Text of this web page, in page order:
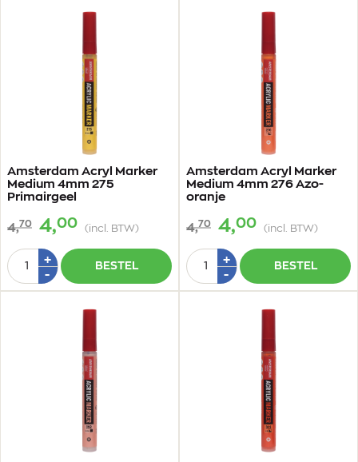
Amsterdam Acryl Marker
Medium 4mm 275
Primairgeel
4,70 4,00 (incl. BTW)
Aantal
+Plus
-Min
1
BESTEL
Amsterdam Acryl Marker
Medium 4mm 276 Azo-
oranje
4,70 4,00 (incl. BTW)
Aantal
+Plus
-Min
1
BESTEL